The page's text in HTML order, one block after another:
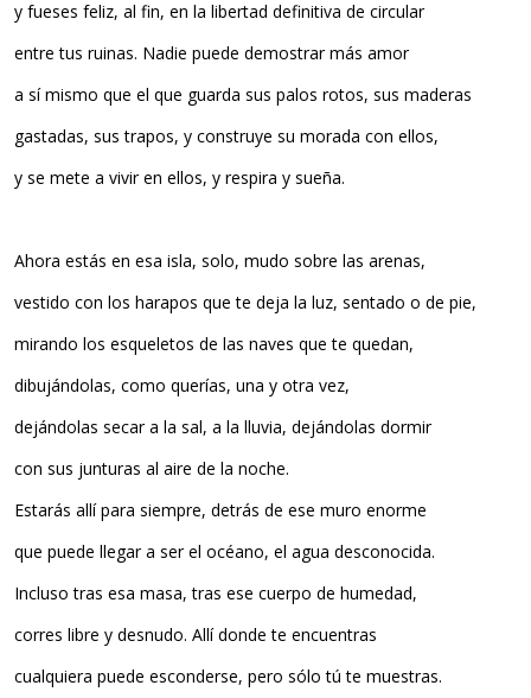
y fueses feliz, al fin, en la libertad definitiva de circular
entre tus ruinas. Nadie puede demostrar más amor
a sí mismo que el que guarda sus palos rotos, sus maderas
gastadas, sus trapos, y construye su morada con ellos,
y se mete a vivir en ellos, y respira y sueña.
Ahora estás en esa isla, solo, mudo sobre las arenas,
vestido con los harapos que te deja la luz, sentado o de pie,
mirando los esqueletos de las naves que te quedan,
dibujándolas, como querías, una y otra vez,
dejándolas secar a la sal, a la lluvia, dejándolas dormir
con sus junturas al aire de la noche.
Estarás allí para siempre, detrás de ese muro enorme
que puede llegar a ser el océano, el agua desconocida.
Incluso tras esa masa, tras ese cuerpo de humedad,
corres libre y desnudo. Allí donde te encuentras
cualquiera puede esconderse, pero sólo tú te muestras.